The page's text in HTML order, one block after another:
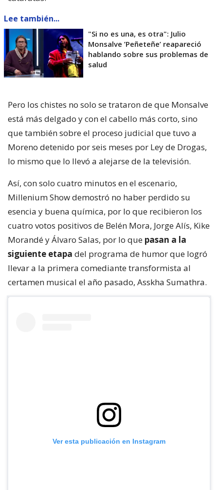
Lee también...
"Si no es una, es otra": Julio
Monsalve ’Peñeteñe’ reapareció
hablando sobre sus problemas de
salud
Pero los chistes no solo se trataron de que Monsalve
está más delgado y con el cabello más corto, sino
que también sobre el proceso judicial que tuvo a
Moreno detenido por seis meses por Ley de Drogas,
lo mismo que lo llevó a alejarse de la televisión.
Así, con solo cuatro minutos en el escenario,
Millenium Show demostró no haber perdido su
esencia y buena química, por lo que recibieron los
cuatro votos positivos de Belén Mora, Jorge Alís, Kike
Morandé y Álvaro Salas, por lo que pasan a la
siguiente etapa del programa de humor que logró
llevar a la primera comediante transformista al
certamen musical el año pasado, Asskha Sumathra.
Ver esta publicación en Instagram